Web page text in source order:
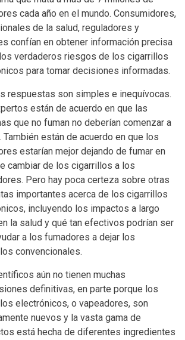
cada año en el mundo. Consumidores,
de la salud, reguladores y
confían en obtener información precisa
verdaderos riesgos de los cigarrillos
para tomar decisiones informadas.
respuestas son simples e inequívocas.
están de acuerdo en que las
que no fuman no deberían comenzar a
También están de acuerdo en que los
estarían mejor dejando de fumar en
cambiar de los cigarrillos a los
Pero hay poca certeza sobre otras
importantes acerca de los cigarrillos
incluyendo los impactos a largo
la salud y qué tan efectivos podrían ser
a los fumadores a dejar los
convencionales.
aún no tienen muchas
definitivas, en parte porque los
electrónicos, o vapeadores, son
nuevos y la vasta gama de
está hecha de diferentes ingredientes